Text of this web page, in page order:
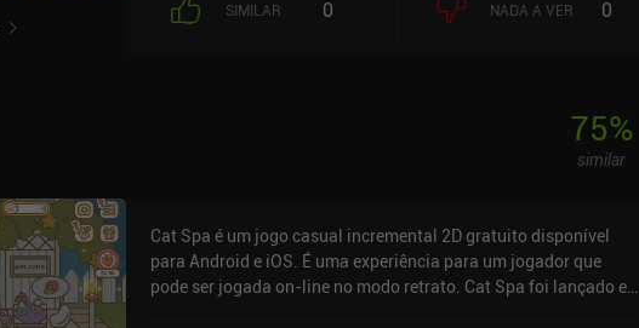
SIMILAR 0 NADA A VER 0
75%
similar
Cat Spa é um jogo casual incremental 2D gratuito disponível
para Android e iOS. É uma experiência para um jogador que
pode ser jogada on-line no modo retrato. Cat Spa foi lançado em